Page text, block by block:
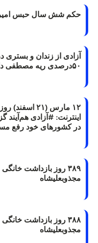
حکم شش سال حبس
آزادی از زندان و بستری
۵۰درصدی ریه مصطفی دانشجو
۱۲ مارس (۲۱
در کشورهای خود رفع
۳۸۹ روز بازداشت
مجذوبعلیشاه
۳۸۸ روز بازداشت
مجذوبعلیشاه